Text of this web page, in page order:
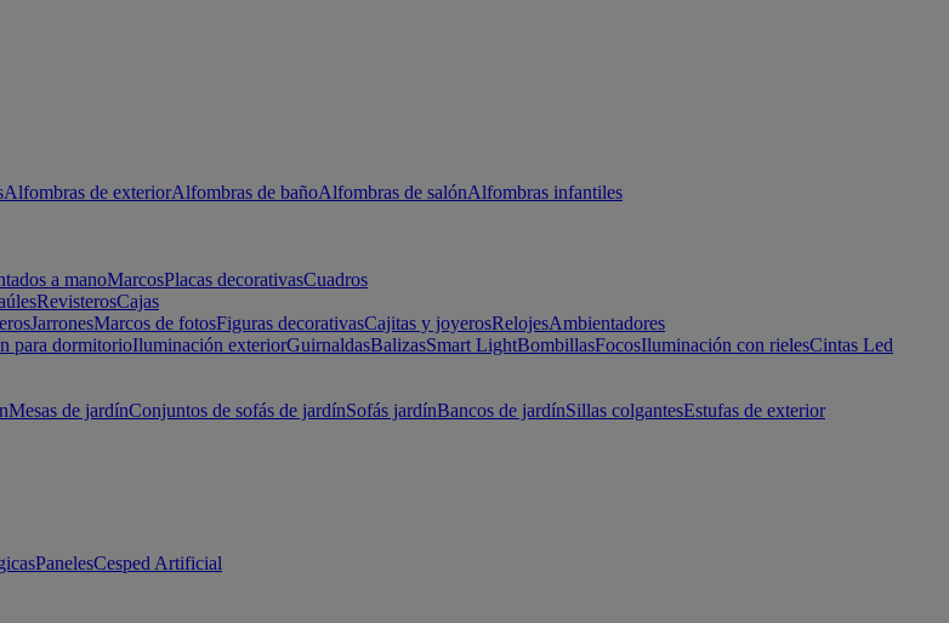
Alfombras de exteriorAlfombras de bañoAlfombras de salónAlfombras infantiles
a manoMarcosPlacas decorativasCuadros
RevisterosCajas
JarronesMarcos de fotosFiguras decorativasCajitas y joyerosRelojesAmbientadores
para dormitorioIluminación exteriorGuirnaldasBalizasSmart LightBombillasFocosIluminación con rielesCintas Led
Mesas de jardínConjuntos de sofás de jardínSofás jardínBancos de jardínSillas colgantesEstufas de exterior
PanelesCesped Artificial